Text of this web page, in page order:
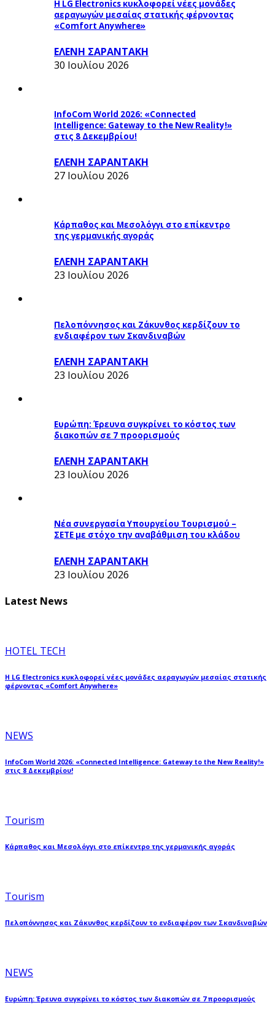
Η LG Electronics κυκλοφορεί νέες μονάδες
αεραγωγών μεσαίας στατικής φέρνοντας
«Comfort Anywhere»
ΕΛΕΝΗ ΣΑΡΑΝΤΑΚΗ
30 Ιουλίου 2026
InfoCom World 2026: «Connected
Intelligence: Gateway to the New Reality!»
στις 8 Δεκεμβρίου!
ΕΛΕΝΗ ΣΑΡΑΝΤΑΚΗ
27 Ιουλίου 2026
Κάρπαθος και Μεσολόγγι στο επίκεντρο
της γερμανικής αγοράς
ΕΛΕΝΗ ΣΑΡΑΝΤΑΚΗ
23 Ιουλίου 2026
Πελοπόννησος και Ζάκυνθος κερδίζουν το
ενδιαφέρον των Σκανδιναβών
ΕΛΕΝΗ ΣΑΡΑΝΤΑΚΗ
23 Ιουλίου 2026
Ευρώπη: Έρευνα συγκρίνει το κόστος των
διακοπών σε 7 προορισμούς
ΕΛΕΝΗ ΣΑΡΑΝΤΑΚΗ
23 Ιουλίου 2026
Νέα συνεργασία Υπουργείου Τουρισμού –
ΣΕΤΕ με στόχο την αναβάθμιση του κλάδου
ΕΛΕΝΗ ΣΑΡΑΝΤΑΚΗ
23 Ιουλίου 2026
Latest News
HOTEL TECH
Η LG Electronics κυκλοφορεί νέες μονάδες αεραγωγών μεσαίας στατικής
φέρνοντας «Comfort Anywhere»
NEWS
InfoCom World 2026: «Connected Intelligence: Gateway to the New Reality!»
στις 8 Δεκεμβρίου!
Tourism
Κάρπαθος και Μεσολόγγι στο επίκεντρο της γερμανικής αγοράς
Tourism
Πελοπόννησος και Ζάκυνθος κερδίζουν το ενδιαφέρον των Σκανδιναβών
NEWS
Ευρώπη: Έρευνα συγκρίνει το κόστος των διακοπών σε 7 προορισμούς